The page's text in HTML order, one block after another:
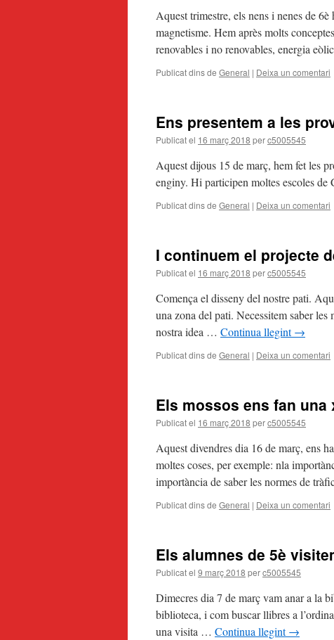
Aquest trimestre, els nens i nenes de
magnetisme. Hem après molts
renovables i no renovables, energia
Publicat dins de General | Deixa un comentari
Ens presentem a les
Publicat el 16 març 2018 perc5005545
Aquest dijous 15 de març, hem fet les
enginy. Hi participen moltes escoles de
Publicat dins de General | Deixa un comentari
I continuem el projecte
Publicat el 16 març 2018 perc5005545
Comença el disseny del nostre pati.
una zona del pati. Necessitem saber
nostra idea … Continua llegint→
Publicat dins de General | Deixa un comentari
Els mossos ens fan una
Publicat el 16 març 2018 perc5005545
Aquest divendres dia 16 de març, ens
moltes coses, per exemple: nla
importància de saber les normes de
Publicat dins de General | Deixa un comentari
Els alumnes de 5è
Publicat el 9 març 2018 perc5005545
Dimecres dia 7 de març vam anar a la
biblioteca, i com buscar llibres a
una visita … Continua llegint→